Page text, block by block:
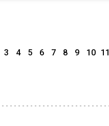
3 4 5 6 7 8 9 10 11